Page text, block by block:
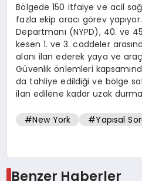
Bölgede 150 itfaiye ve acil
fazla ekip aracı görev
Departmanı (NYPD), 40. ve
kesen 1. ve 3. caddeler
alanı ilan ederek yaya ve
Güvenlik önlemleri
da tahliye edildiği ve bölge
ilan edilene kadar uzak
#New York #Yapısal
Benzer Haberler